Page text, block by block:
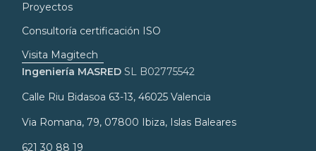
Proyectos
Consultoría certificación ISO
Visita Magitech
Ingeniería MASRED SL B02775542
Calle Riu Bidasoa 63-13, 46025 Valencia
Via Romana, 79, 07800 Ibiza, Islas Baleares
621 30 88 19